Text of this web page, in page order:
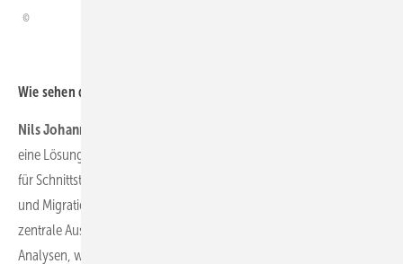
Wie sehen die Vorteile aus?
Nils Johannsen:
eine Lösung und auf einer Plattform reduziert Aufwand und Kosten
für Schnittstellen zum Datenaustausch sowie die Synchronisation
und Migration von Daten aus unterschiedlichen Systemen. Die
zentrale Auswertung aller Informationen ermöglicht modale
Analysen, wie zum Beispiel die Reaktion von mechanischen Lasten